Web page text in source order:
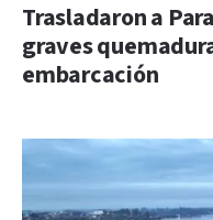
Trasladaron a
graves
embarcación